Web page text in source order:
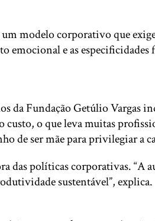
modelo corporativo que
emocional e as
Fundação Getúlio Vargas
o que leva muitas
de ser mãe para privilegiar a
das políticas corporativas.
sustentável”, explica.